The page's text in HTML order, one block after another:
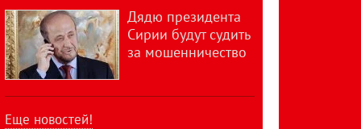
Дядю президента
Сирии будут судить
за мошенничество
Еще новостей!